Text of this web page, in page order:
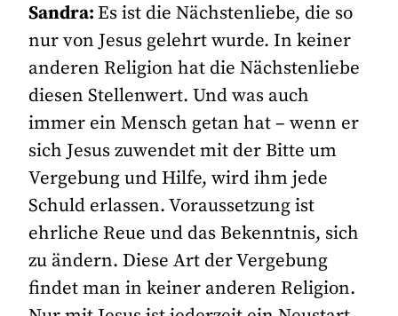
Sandra: Es ist die Nächstenliebe, die so
nur von Jesus gelehrt wurde. In keiner
anderen Religion hat die Nächstenliebe
diesen Stellenwert. Und was auch
immer ein Mensch getan hat – wenn er
sich Jesus zuwendet mit der Bitte um
Vergebung und Hilfe, wird ihm jede
Schuld erlassen. Voraussetzung ist
ehrliche Reue und das Bekenntnis, sich
zu ändern. Diese Art der Vergebung
findet man in keiner anderen Religion.